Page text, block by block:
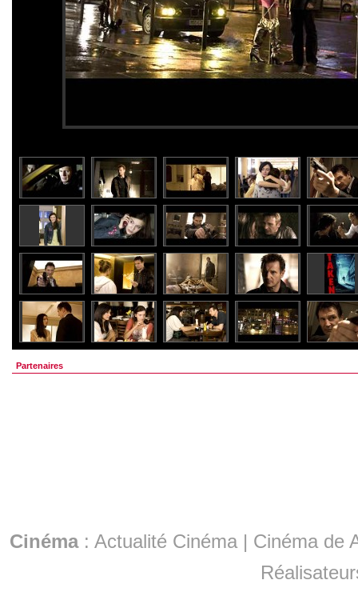
Partenaires
Cinéma: Actualité Cinéma | Cinéma de